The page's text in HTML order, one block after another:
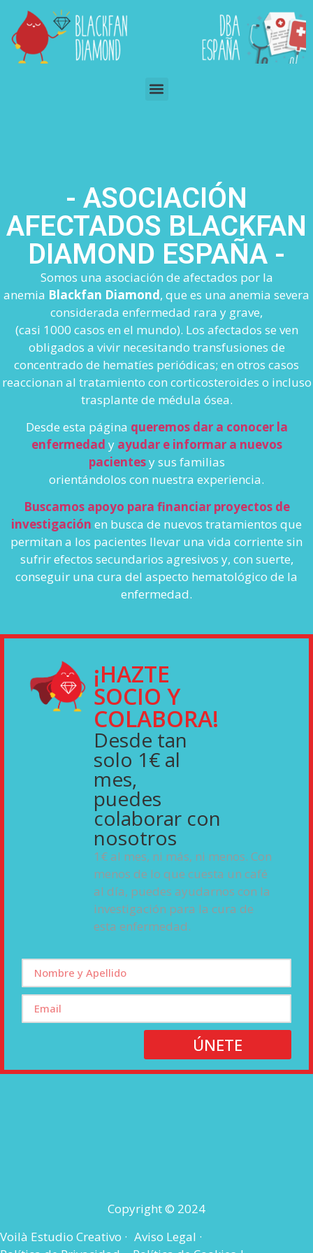
- ASOCIACIÓN
AFECTADOS BLACKFAN
DIAMOND ESPAÑA -
Somos una asociación de afectados por la
anemia Blackfan Diamond, que es una anemia severa
considerada enfermedad rara y grave,
(casi 1000 casos en el mundo). Los afectados se ven
obligados a vivir necesitando transfusiones de
concentrado de hematíes periódicas; en otros casos
reaccionan al tratamiento con corticosteroides o incluso
trasplante de médula ósea.
Desde esta página queremos dar a conocer la
enfermedad y ayudar e informar a nuevos
pacientesy sus familias
orientándolos con nuestra experiencia.
Buscamos apoyo para financiar proyectos de
investigación en busca de nuevos tratamientos que
permitan a los pacientes llevar una vida corriente sin
sufrir efectos secundarios agresivos y, con suerte,
conseguir una cura del aspecto hematológico de la
enfermedad.
¡HAZTE
SOCIO Y
COLABORA!
Desde tan
solo 1€ al
mes,
puedes
colaborar con
nosotros
1€ al mes, ni más, ni menos. Con
menos de lo que cuesta un café
al día, puedes ayudarnos con la
investigación para la cura de
esta enfermedad.
ÚNETE
Copyright © 2024
Voilà Estudio Creativo · Aviso Legal ·